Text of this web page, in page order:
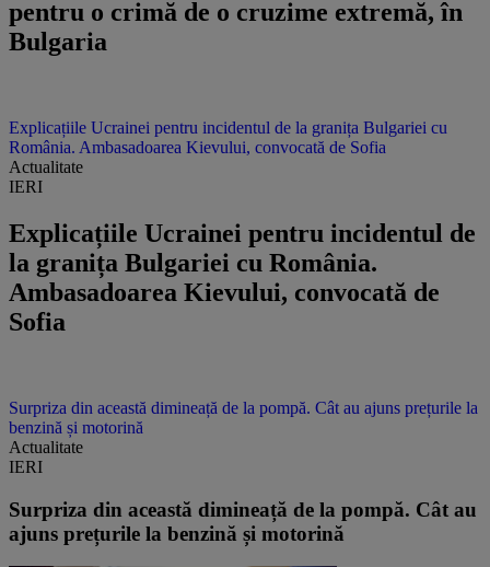
pentru o crimă de o cruzime extremă, în
Bulgaria
Explicațiile Ucrainei pentru incidentul de la granița Bulgariei cu
România. Ambasadoarea Kievului, convocată de Sofia
Actualitate
IERI
Explicațiile Ucrainei pentru incidentul de
la granița Bulgariei cu România.
Ambasadoarea Kievului, convocată de
Sofia
Surpriza din această dimineață de la pompă. Cât au ajuns prețurile la
benzină și motorină
Actualitate
IERI
Surpriza din această dimineață de la pompă. Cât au
ajuns prețurile la benzină și motorină